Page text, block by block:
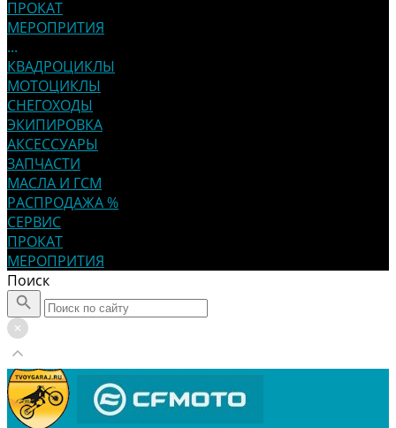
ПРОКАТ
МЕРОПРИТИЯ
...
КВАДРОЦИКЛЫ
МОТОЦИКЛЫ
СНЕГОХОДЫ
ЭКИПИРОВКА
АКСЕССУАРЫ
ЗАПЧАСТИ
МАСЛА И ГСМ
РАСПРОДАЖА %
СЕРВИС
ПРОКАТ
МЕРОПРИТИЯ
Поиск